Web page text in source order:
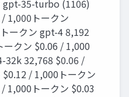
gpt-35-turbo (1106)
1,000トークン
ークン gpt-4 8,192
ークン $0.06 / 1,000
32k 32,768 $0.06 /
/ 1,000トークン
1,000トークン $0.03